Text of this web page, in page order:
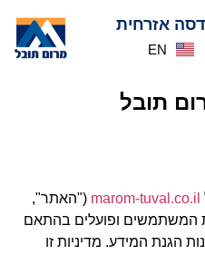
אזרחית
EN
תובל
marom-tuval.co.il ("האתר",
המשתמשים ופועלים בהתאם
הגנת המידע. מדיניות זו